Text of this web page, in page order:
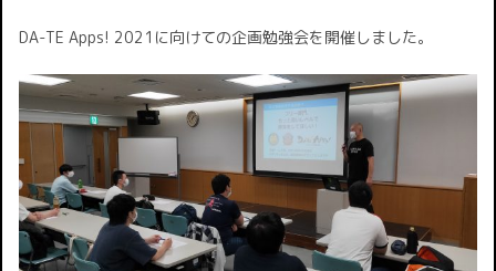
DA-TE Apps! 2021に向けての企画勉強会を開催しました。